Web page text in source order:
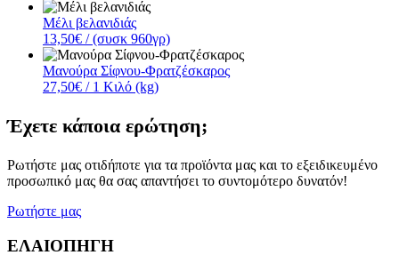
Μέλι βελανιδιάς
13,50€ / (συσκ 960γρ)
Μανούρα Σίφνου-Φρατζέσκαρος
27,50€ / 1 Κιλό (kg)
Έχετε κάποια ερώτηση;
Ρωτήστε μας οτιδήποτε για τα προϊόντα μας και το εξειδικευμένο
προσωπικό μας θα σας απαντήσει το συντομότερο δυνατόν!
Ρωτήστε μας
ΕΛΑΙΟΠΗΓΗ